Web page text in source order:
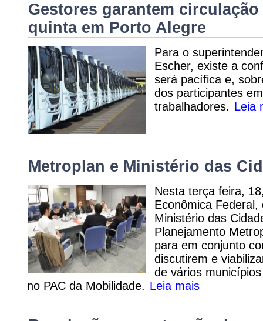
Gestores garantem
quinta em Porto Alegre
Para o
Escher, existe a
será pacífica e,
dos participantes
trabalhadores. Leia
Metroplan e Ministério das
Nesta terça feira,
Econômica
Ministério das
Planejamento
para em conjunto
discutirem e
de vários
no PAC da Mobilidade. Leia mais